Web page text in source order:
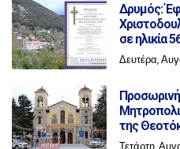
Δρυμός:
σε ηλικία
Δευτέρα,
Προσωρινή
της
Τετάρτη,